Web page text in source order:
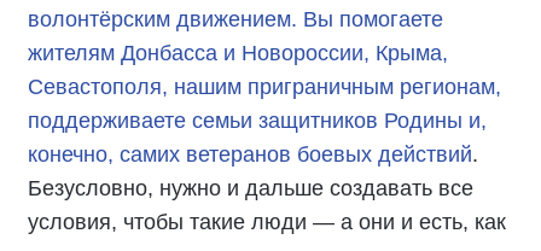
волонтёрским движением. Вы помогаете
жителям Донбасса и Новороссии, Крыма,
Севастополя, нашим приграничным регионам,
поддерживаете семьи защитников Родины и,
конечно, самих ветеранов боевых действий.
Безусловно, нужно и дальше создавать все
условия, чтобы такие люди — а они и есть, как